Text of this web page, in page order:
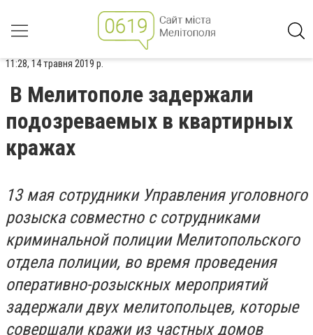
11:28, 14 травня 2019 р.
В Мелитополе задержали
подозреваемых в квартирных
кражах
13 мая сотрудники Управления уголовного
розыска совместно с сотрудниками
криминальной полиции Мелитопольского
отдела полиции, во время проведения
оперативно-розыскных мероприятий
задержали двух мелитопольцев, которые
совершали кражи из частных домов